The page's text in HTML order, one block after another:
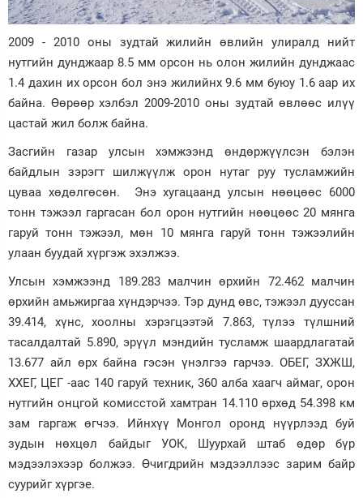
2009 - 2010 оны зудтай жилийн өвлийн улиралд нийт
нутгийн дунджаар 8.5 мм орсон нь олон жилийн дунджаас
1.4 дахин их орсон бол энэ жилийнх 9.6 мм буюу 1.6 аар их
байна. Өөрөөр хэлбэл 2009-2010 оны зудтай өвлөөс илүү
цастай жил болж байна.
Засгийн газар улсын хэмжээнд өндөржүүлсэн бэлэн
байдлын зэрэгт шилжүүлж орон нутаг руу тусламжийн
цуваа хөдөлгөсөн. Энэ хугацаанд улсын нөөцөөс 6000
тонн тэжээл гаргасан бол орон нутгийн нөөцөөс 20 мянга
гаруй тонн тэжээл, мөн 10 мянга гаруй тонн тэжээлийн
улаан буудай хүргэж эхэлжээ.
Улсын хэмжээнд 189.283 малчин өрхийн 72.462 малчин
өрхийн амьжиргаа хүндэрчээ. Тэр дунд өвс, тэжээл дууссан
39.414, хүнс, хоолны хэрэгцээтэй 7.863, түлээ түлшний
тасалдалтай 5.890, эрүүл мэндийн тусламж шаардлагатай
13.677 айл өрх байна гэсэн үнэлгээ гарчээ. ОБЕГ, ЗХЖШ,
ХХЕГ, ЦЕГ -аас 140 гаруй техник, 360 алба хаагч аймаг, орон
нутгийн онцгой комисстой хамтран 14.110 өрхөд 54.398 км
зам гаргаж өгчээ. Ийнхүү Монгол оронд нүүрлээд буй
зудын нөхцөл байдыг УОК, Шуурхай штаб өдөр бүр
мэдээлэхээр болжээ. Өчигдрийн мэдээллээс зарим байр
суурийг хүргэе.